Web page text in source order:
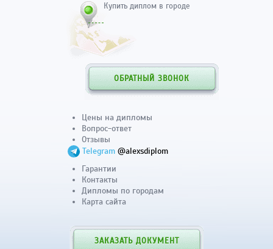
Купить диплом в городе
ОБРАТНЫЙ ЗВОНОК
Цены на дипломы
Вопрос-ответ
Отзывы
Telegram @alexsdiplom
Гарантии
Контакты
Дипломы по городам
Карта сайта
ЗАКАЗАТЬ ДОКУМЕНТ